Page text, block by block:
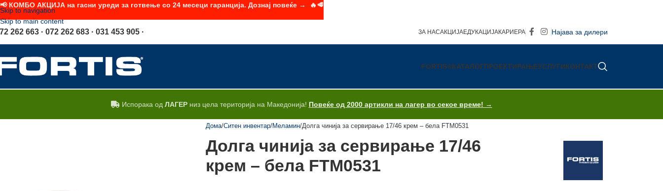
Skip to navigation
Skip to main content
262 663 · 072 262 683 · 031 453 905 · ЗА НАСАКЦИЈАЕДУКАЦИЈАКАРИЕРА Најава за дилери
FORTIS®КАТАЛОГПРОЕКТИРАЊЕУСЛУГИКОНТАКТ
Испорака од ЛАГЕРниз цела територија на Македонија! Повеќе од 2000 артикли на лагер во секое време! →
Дома Ситен инвентар Меламин Долга чинија за сервирање 17/46 крем – бела FTM0531
Долга чинија за сервирање 17/46
крем – бела FTM0531
📢 КОМБО АКЦИЈА на гасни уреди за готвење со 24 месеци гаранција. Дознај повеќе → 🔥🥩